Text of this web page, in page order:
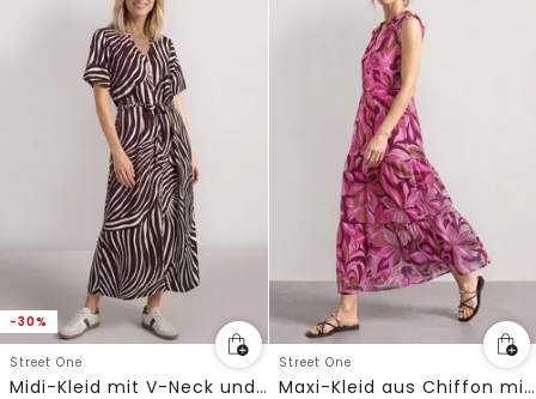
-30%
Street One
Midi-Kleid mit V-Neck und Print
Street One
Maxi-Kleid aus Chiffon mit Print